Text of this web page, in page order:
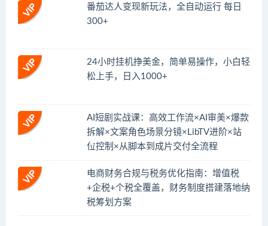
番茄达人变现新玩法，全自动运行 每日
300+
24小时挂机挣美金，简单易操作，小白轻
松上手，日入1000+
AI短剧实战课：高效工作流×AI审美×爆款
拆解×文案角色场景分镜×LibTV进阶×站
位控制×从脚本到成片交付全流程
电商财务合规与税务优化指南：增值税
+企税+个税全覆盖，财务制度搭建落地纳
税筹划方案